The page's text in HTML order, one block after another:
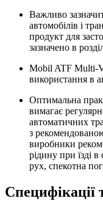
Важливо
автомобілів і
продукт для
зазначено в
Mobil ATF Multi-
використання в
Оптимальна
вимагає
автоматичних
з
виробники
рідину при їзді
рух, спекотна
Специфікації